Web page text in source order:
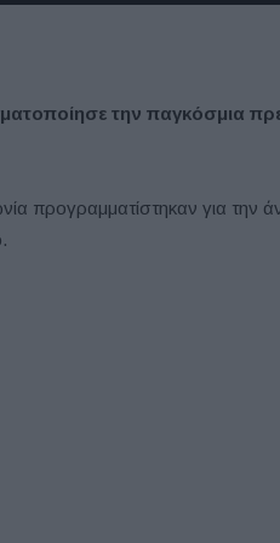
την παγκόσμια
προγραμματίστηκαν για την